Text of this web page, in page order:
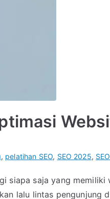
, pelatihan SEO, SEO 2025,
siapa saja yang memiliki
lalu lintas pengunjung